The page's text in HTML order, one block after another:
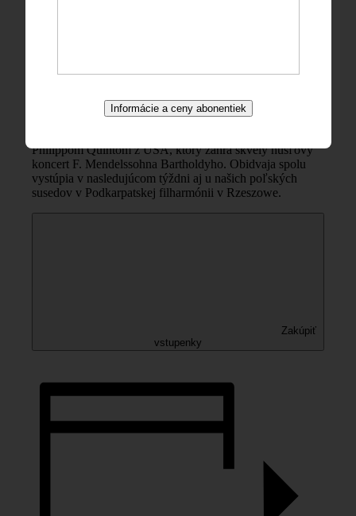
Informácie a ceny abonentiek
Svetoznámy dirigent David Giménez Carreras, synovec
účinkovaním v ostatných troch sezónach veľkú priazeň
a obdiv žilinského publika. Na pódium Domu umenia
Philippom Quintom z USA, ktorý zahrá skvelý husľový
koncert F. Mendelssohna Bartholdyho. Obidvaja spolu
vystúpia v nasledujúcom týždni aj u našich poľských
susedov v Podkarpatskej filharmónii v Rzeszowe.
vstupenky